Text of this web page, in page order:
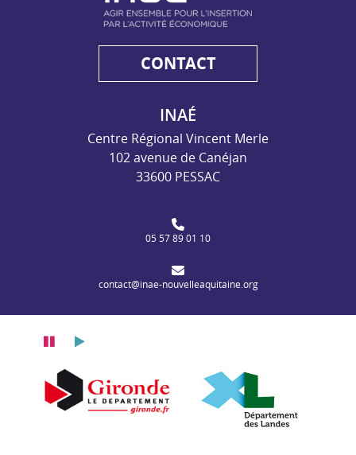
CONTACT
INAÉ
Centre Régional Vincent Merle
102 avenue de Canéjan
33600 PESSAC
05 57 89 01 10
contact@inae-nouvelleaquitaine.org
PauseLecture
Nouvelle-AquitaineDépartement de la Gironde
Département des